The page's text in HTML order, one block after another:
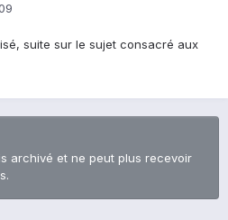
suite sur le sujet consacré aux
archivé et ne peut plus recevoir